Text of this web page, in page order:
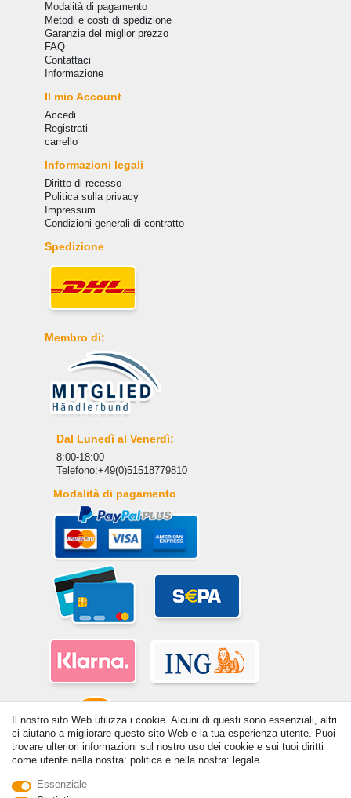
Il nostro sito Web utilizza i cookie. Alcuni di questi sono essenziali, altri
ci aiutano a migliorare questo sito Web e la tua esperienza utente. Puoi
trovare ulteriori informazioni sul nostro uso dei cookie e sui tuoi diritti
come utente nella nostra: politica e nella nostra: legale.
Essenziale
Modalità di pagamento
Metodi e costi di spedizione
Garanzia del miglior prezzo
FAQ
Сontattaci
Informazione
Il mio Account
Accedi
Registrati
carrello
Informazioni legali
Diritto di recesso
Politica sulla privacy
Impressum
Condizioni generali di contratto
Spedizione
Membro di:
Dal Lunedì al Venerdì:
8:00-18:00
Telefono:+49(0)51518779810
Modalità di pagamento
© Copyright 2026 | Tutti i diritti riservati. - Tutti i diritti riservati. Prezzi
incl. 19% di imposta sul valore aggiunto | prezzi base vedi dettaglio